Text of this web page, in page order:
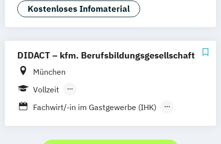
F&B Manager:in
Fachwirt:in im Gastgewerbe (IHK)
Geprüfte:r Küchenmeister:in (IHK)
Gesundheit und Nachhaltigkeit in der
Gastronomie
Hotelbetriebswirt:in
Kostenloses Infomaterial
DIDACT – kfm. Berufsbildungsgesellschaft
München
Vollzeit
Berufsbegleitender Präsenzlehrgang
Fachwirt/-in im Gastgewerbe (IHK)